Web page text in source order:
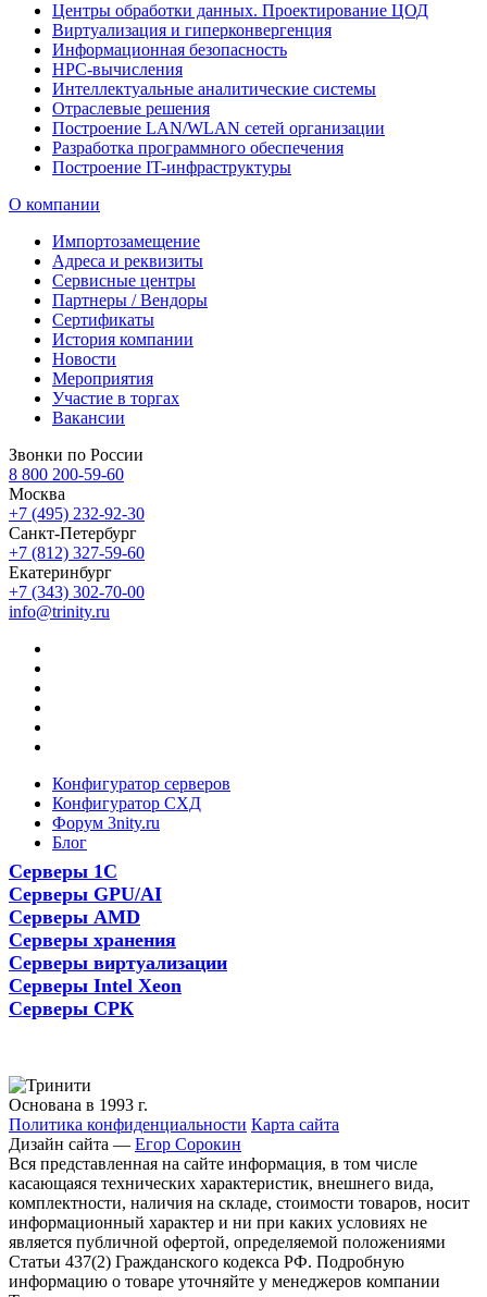
Центры обработки данных. Проектирование ЦОД
Виртуализация и гиперконвергенция
Информационная безопасность
HPC-вычисления
Интеллектуальные аналитические системы
Отраслевые решения
Построение LAN/WLAN сетей организации
Разработка программного обеспечения
Построение IT-инфраструктуры
О компании
Импортозамещение
Адреса и реквизиты
Сервисные центры
Партнеры / Вендоры
Сертификаты
История компании
Новости
Мероприятия
Участие в торгах
Вакансии
Звонки по России
8 800 200-59-60
Москва
+7 (495) 232-92-30
Санкт-Петербург
+7 (812) 327-59-60
Екатеринбург
+7 (343) 302-70-00
info@trinity.ru
Конфигуратор серверов
Конфигуратор СХД
Форум 3nity.ru
Блог
Серверы 1С
Серверы GPU/AI
Серверы AMD
Серверы хранения
Серверы виртуализации
Серверы Intel Xeon
Серверы СРК
Основана в 1993 г.
Политика конфиденциальности Карта сайта
Дизайн сайта — Егор Сорокин
Вся представленная на сайте информация, в том числе
касающаяся технических характеристик, внешнего вида,
комплектности, наличия на складе, стоимости товаров, носит
информационный характер и ни при каких условиях не
является публичной офертой, определяемой положениями
Статьи 437(2) Гражданского кодекса РФ. Подробную
информацию о товаре уточняйте у менеджеров компании